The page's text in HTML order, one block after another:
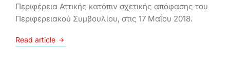
Περιφέρεια Αττικής κατόπιν σχετικής απόφασης του
Περιφερειακού Συμβουλίου, στις 17 Μαΐου 2018.
Read article